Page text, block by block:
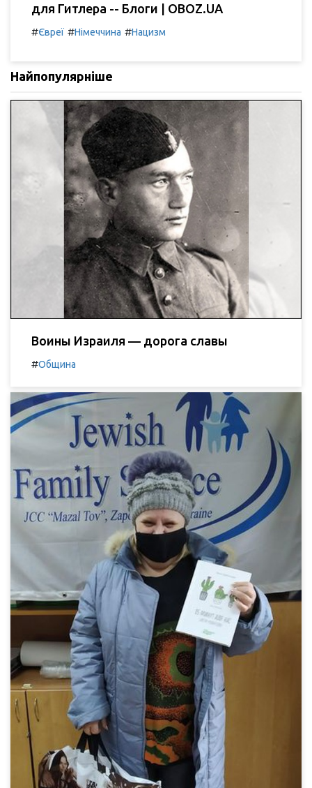
для Гитлера -- Блоги | OBOZ.UA
#Євреї #Німеччина #Нацизм
Найпопулярніше
Воины Израиля — дорога славы
#Община